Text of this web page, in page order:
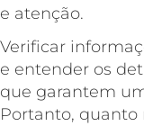
e atenção.
Verificar
e entender os
que garantem
Portanto,